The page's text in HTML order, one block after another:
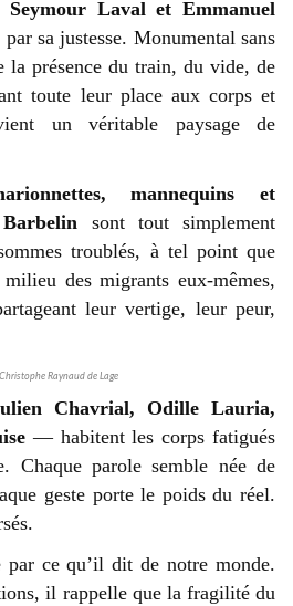
Laval et Emmanuel
sa justesse. Monumental sans
la présence du train, du vide, de
toute leur place aux corps et
un véritable paysage de
mannequins et
sont tout simplement
troublés, à tel point que
des migrants eux-mêmes,
leur vertige, leur peur,
Raynaud de Lage
Chavrial, Odille Lauria,
— habitent les corps fatigués
Chaque parole semble née de
geste porte le poids du réel.
par ce qu’il dit de notre monde.
il rappelle que la fragilité du